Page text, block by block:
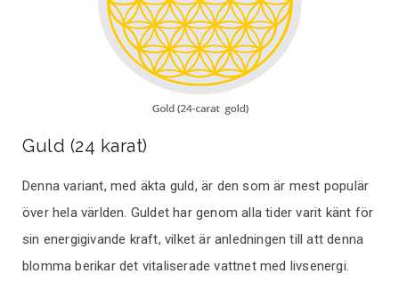
Guld (24 karat)
Denna variant, med äkta guld, är den som är mest populär
över hela världen. Guldet har genom alla tider varit känt för
sin energigivande kraft, vilket är anledningen till att denna
blomma berikar det vitaliserade vattnet med livsenergi.